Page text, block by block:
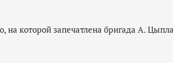
которой запечатлена бригада А.